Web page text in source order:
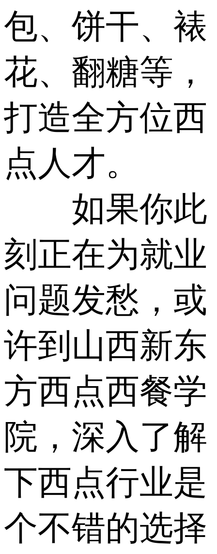
包、饼干、裱
花、翻糖等，
打造全方位西
点人才。
如果你此
刻正在为就业
问题发愁，或
许到山西新东
方西点西餐学
院，深入了解
下西点行业是
个不错的选择